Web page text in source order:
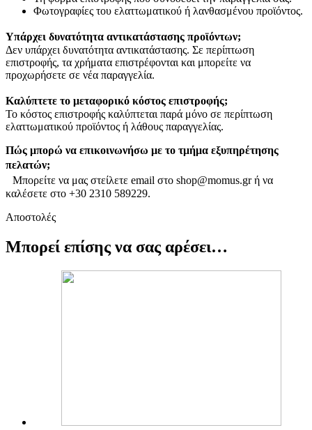
Φωτογραφίες του ελαττωματικού ή λανθασμένου προϊόντος.
Υπάρχει δυνατότητα αντικατάστασης προϊόντων;
Δεν υπάρχει δυνατότητα αντικατάστασης. Σε περίπτωση
επιστροφής, τα χρήματα επιστρέφονται και μπορείτε να
προχωρήσετε σε νέα παραγγελία.
Καλύπτετε το μεταφορικό κόστος επιστροφής;
Το κόστος επιστροφής καλύπτεται παρά μόνο σε περίπτωση
ελαττωματικού προϊόντος ή λάθους παραγγελίας.
Πώς μπορώ να επικοινωνήσω με το τμήμα εξυπηρέτησης
πελατών;
Μπορείτε να μας στείλετε email στο shop@momus.gr ή να
καλέσετε στο +30 2310 589229.
Αποστολές
Μπορεί επίσης να σας αρέσει…